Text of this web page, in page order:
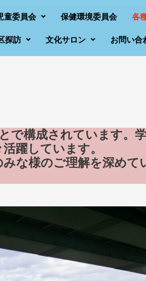
童委員会 保健環境委員会 各
探訪 文化サロン お問い合
で構成されています。
躍しています。
な様のご理解を深めて